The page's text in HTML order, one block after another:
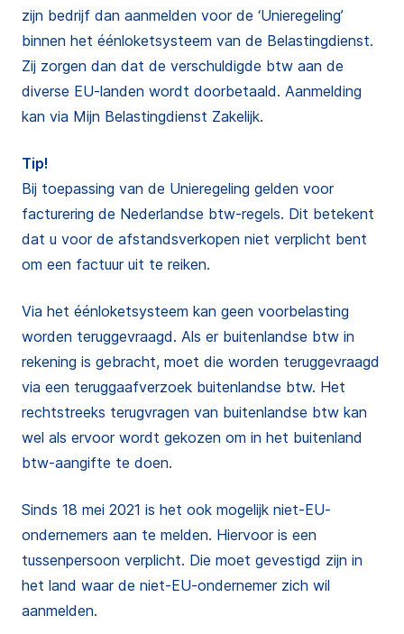
zijn bedrijf dan aanmelden voor de ‘Unieregeling’
binnen het éénloketsysteem van de Belastingdienst.
Zij zorgen dan dat de verschuldigde btw aan de
diverse EU-landen wordt doorbetaald. Aanmelding
kan via Mijn Belastingdienst Zakelijk.
Tip!
Bij toepassing van de Unieregeling gelden voor
facturering de Nederlandse btw-regels. Dit betekent
dat u voor de afstandsverkopen niet verplicht bent
om een factuur uit te reiken.
Via het éénloketsysteem kan geen voorbelasting
worden teruggevraagd. Als er buitenlandse btw in
rekening is gebracht, moet die worden teruggevraagd
via een teruggaafverzoek buitenlandse btw. Het
rechtstreeks terugvragen van buitenlandse btw kan
wel als ervoor wordt gekozen om in het buitenland
btw-aangifte te doen.
Sinds 18 mei 2021 is het ook mogelijk niet-EU-
ondernemers aan te melden. Hiervoor is een
tussenpersoon verplicht. Die moet gevestigd zijn in
het land waar de niet-EU-ondernemer zich wil
aanmelden.